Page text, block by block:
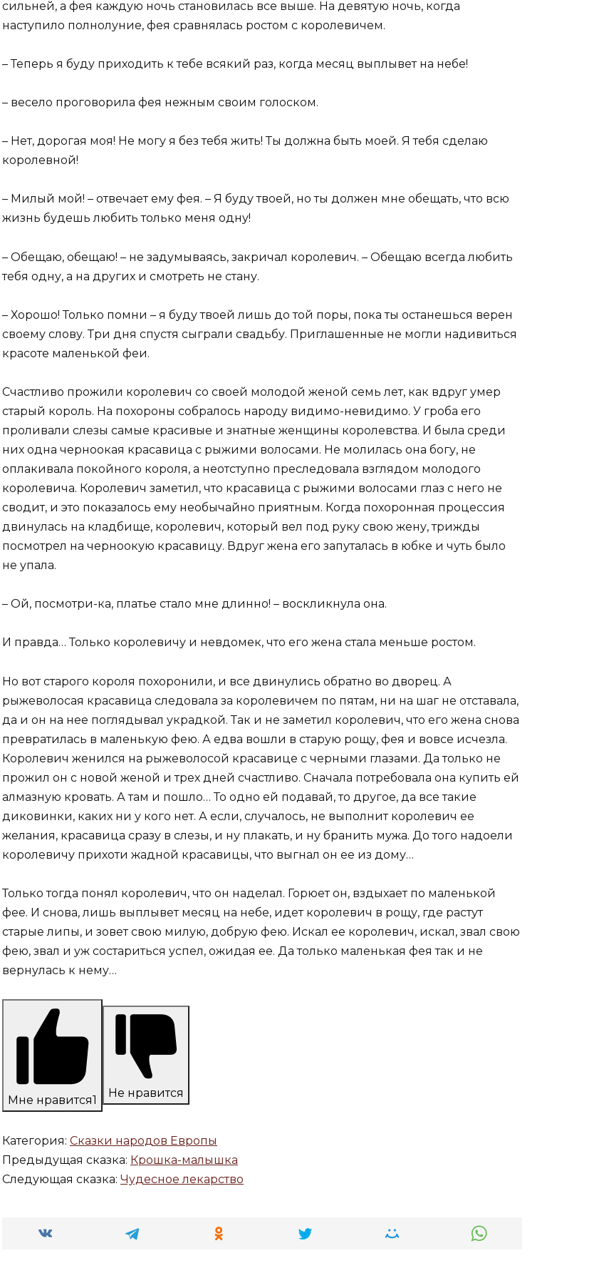
сильней, а фея каждую ночь становилась все выше. На девятую ночь, когда
наступило полнолуние, фея сравнялась ростом с королевичем.
– Теперь я буду приходить к тебе всякий раз, когда месяц выплывет на небе!
– весело проговорила фея нежным своим голоском.
– Нет, дорогая моя! Не могу я без тебя жить! Ты должна быть моей. Я тебя сделаю
королевной!
– Милый мой! – отвечает ему фея. – Я буду твоей, но ты должен мне обещать, что всю
жизнь будешь любить только меня одну!
– Обещаю, обещаю! – не задумываясь, закричал королевич. – Обещаю всегда любить
тебя одну, а на других и смотреть не стану.
– Хорошо! Только помни – я буду твоей лишь до той поры, пока ты останешься верен
своему слову. Три дня спустя сыграли свадьбу. Приглашенные не могли надивиться
красоте маленькой феи.
Счастливо прожили королевич со своей молодой женой семь лет, как вдруг умер
старый король. На похороны собралось народу видимо-невидимо. У гроба его
проливали слезы самые красивые и знатные женщины королевства. И была среди
них одна черноокая красавица с рыжими волосами. Не молилась она богу, не
оплакивала покойного короля, а неотступно преследовала взглядом молодого
королевича. Королевич заметил, что красавица с рыжими волосами глаз с него не
сводит, и это показалось ему необычайно приятным. Когда похоронная процессия
двинулась на кладбище, королевич, который вел под руку свою жену, трижды
посмотрел на черноокую красавицу. Вдруг жена его запуталась в юбке и чуть было
не упала.
– Ой, посмотри-ка, платье стало мне длинно! – воскликнула она.
И правда… Только королевичу и невдомек, что его жена стала меньше ростом.
Но вот старого короля похоронили, и все двинулись обратно во дворец. А
рыжеволосая красавица следовала за королевичем по пятам, ни на шаг не отставала,
да и он на нее поглядывал украдкой. Так и не заметил королевич, что его жена снова
превратилась в маленькую фею. А едва вошли в старую рощу, фея и вовсе исчезла.
Королевич женился на рыжеволосой красавице с черными глазами. Да только не
прожил он с новой женой и трех дней счастливо. Сначала потребовала она купить ей
алмазную кровать. А там и пошло… То одно ей подавай, то другое, да все такие
диковинки, каких ни у кого нет. А если, случалось, не выполнит королевич ее
желания, красавица сразу в слезы, и ну плакать, и ну бранить мужа. До того надоели
королевичу прихоти жадной красавицы, что выгнал он ее из дому…
Только тогда понял королевич, что он наделал. Горюет он, вздыхает по маленькой
фее. И снова, лишь выплывет месяц на небе, идет королевич в рощу, где растут
старые липы, и зовет свою милую, добрую фею. Искал ее королевич, искал, звал свою
фею, звал и уж состариться успел, ожидая ее. Да только маленькая фея так и не
вернулась к нему…
Мне нравится1 Не нравится
Категория: Сказки народов Европы
Предыдущая сказка: Крошка-малышка
Следующая сказка: Чудесное лекарство